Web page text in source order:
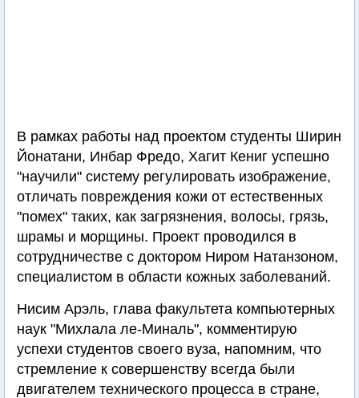
В рамках работы над проектом студенты Ширин
Йонатани, Инбар Фредо, Хагит Кениг успешно
"научили" систему регулировать изображение,
отличать повреждения кожи от естественных
"помех" таких, как загрязнения, волосы, грязь,
шрамы и морщины. Проект проводился в
сотрудничестве с доктором Ниром Натанзоном,
специалистом в области кожных заболеваний.
Нисим Арэль, глава факультета компьютерных
наук "Михлала ле-Миналь", комментирую
успехи студентов своего вуза, напомним, что
стремление к совершенству всегда были
двигателем технического процесса в стране,